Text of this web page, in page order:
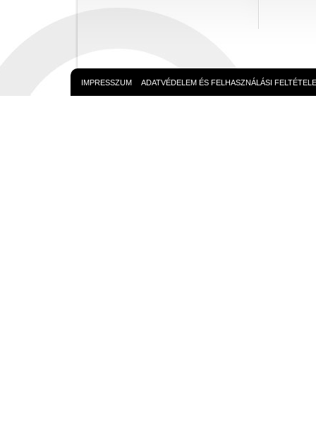
IMPRESSZUM ADATVÉDELEM ÉS FELHASZNÁLÁSI